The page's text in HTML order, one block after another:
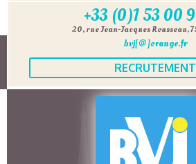
+33 (0)1 53 00
20, rue Jean-Jacques Rousseau,
bvj[@]orange.fr
RECRUTEMENT